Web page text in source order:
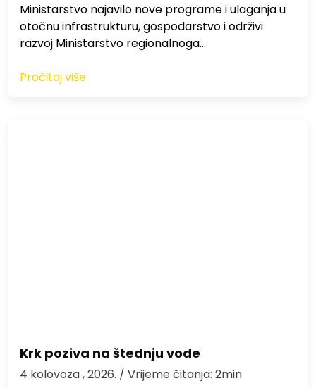
Ministarstvo najavilo nove programe i ulaganja u
otočnu infrastrukturu, gospodarstvo i održivi
razvoj Ministarstvo regionalnoga…
Pročitaj više
Krk poziva na štednju vode
4 kolovoza , 2026. / Vrijeme čitanja: 2min